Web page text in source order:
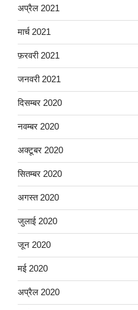
अप्रैल 2021
मार्च 2021
फ़रवरी 2021
जनवरी 2021
दिसम्बर 2020
नवम्बर 2020
अक्टूबर 2020
सितम्बर 2020
अगस्त 2020
जुलाई 2020
जून 2020
मई 2020
अप्रैल 2020